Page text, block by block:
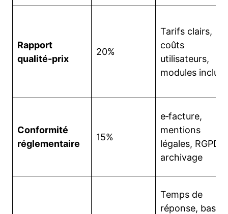
Rapport
qualité-prix
20%
Tarifs clairs,
coûts
utilisateurs,
modules inclus
Conformité
réglementaire
15%
e‑facture,
mentions
légales, RGPD,
archivage
Temps de
réponse, base